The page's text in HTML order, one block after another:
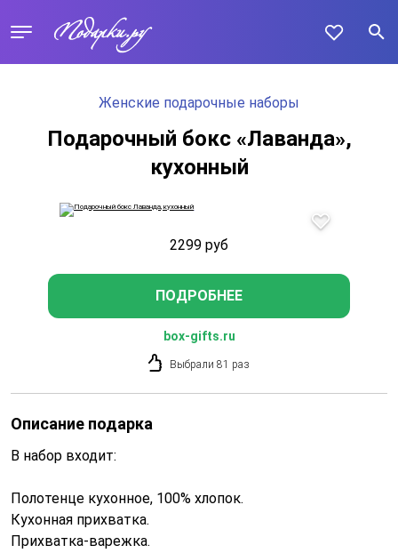
Женские подарочные наборы
Подарочный бокс «Лаванда»,
кухонный
2299 руб
ПОДРОБНЕЕ
box-gifts.ru
Выбрали 81 раз
Описание подарка
В набор входит:
Полотенце кухонное, 100% хлопок.
Кухонная прихватка.
Прихватка-варежка.